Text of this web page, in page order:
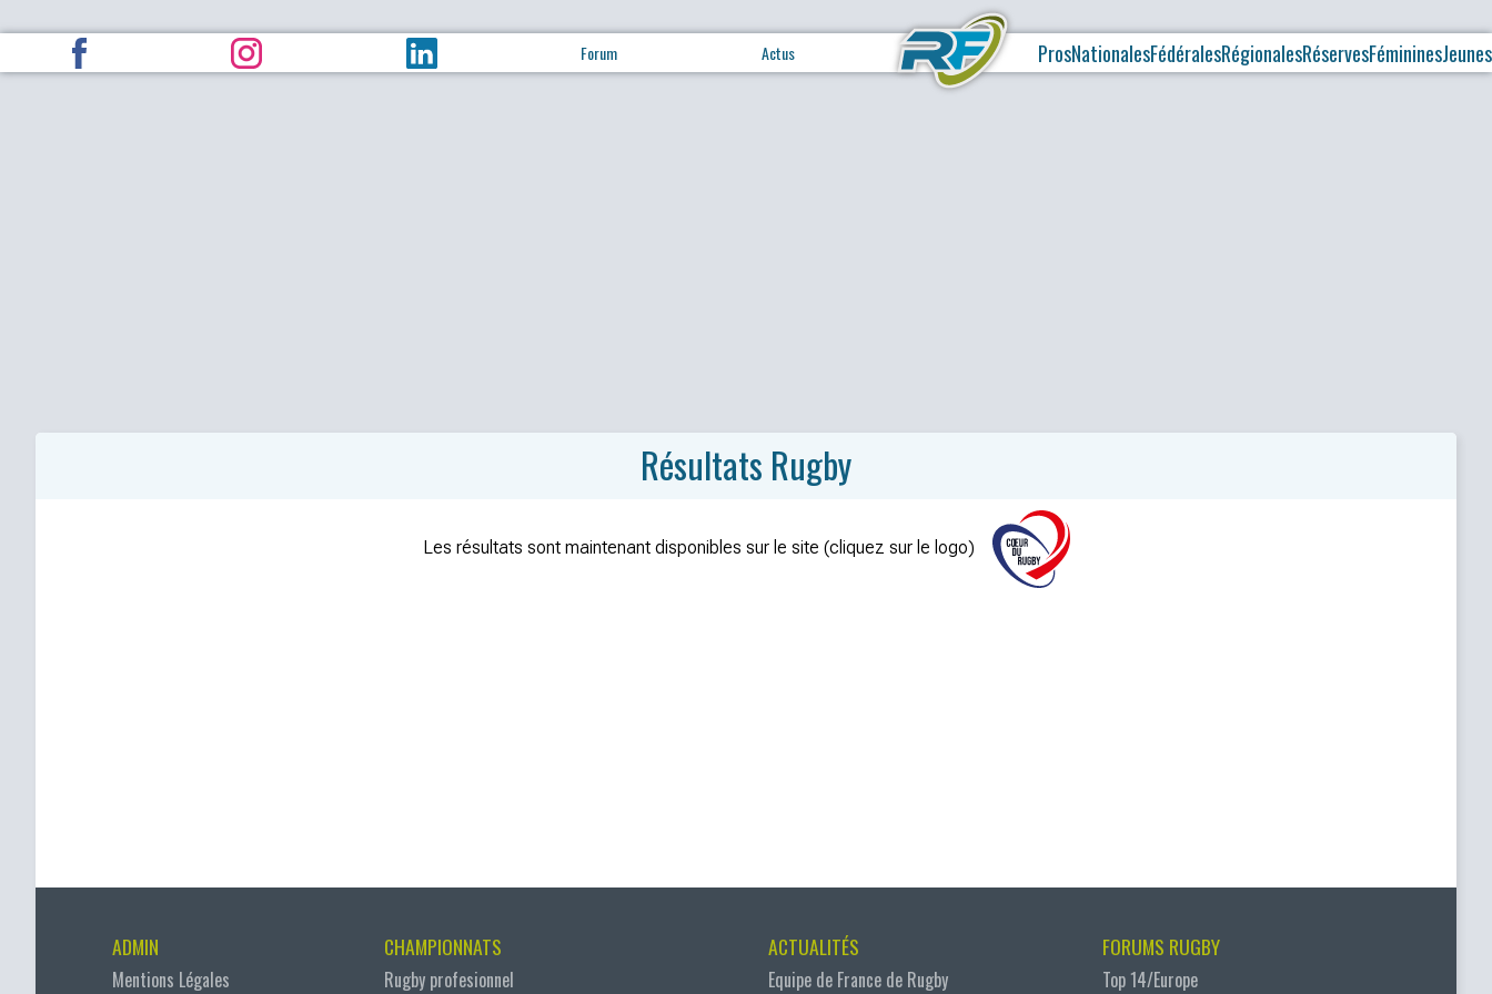
Forum Actus ProsNationalesFédéralesRégionalesRéservesFémininesJeunes
Résultats Rugby
Les résultats sont maintenant disponibles sur le site (cliquez sur le logo)
ADMIN
Mentions Légales
CHAMPIONNATS
Rugby profesionnel
ACTUALITÉS
Equipe de France de Rugby
FORUMS RUGBY
Top 14/Europe